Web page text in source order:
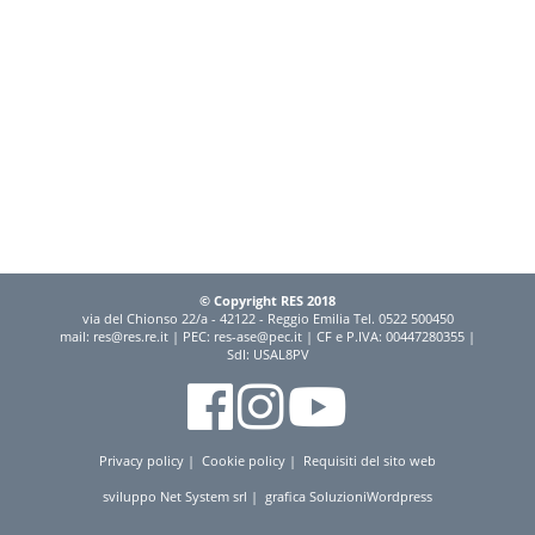
© Copyright RES 2018
via del Chionso 22/a - 42122 - Reggio Emilia Tel. 0522 500450
mail: res@res.re.it | PEC: res-ase@pec.it | CF e P.IVA: 00447280355 |
SdI: USAL8PV
Privacy policy | Cookie policy | Requisiti del sito web
sviluppo Net System srl | grafica SoluzioniWordpress